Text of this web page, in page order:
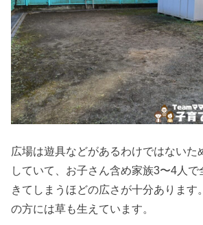
広場は遊具などがあるわけではないた
していて、お子さん含め家族3〜4人
きてしまうほどの広さが十分あります
の方には草も生えています。